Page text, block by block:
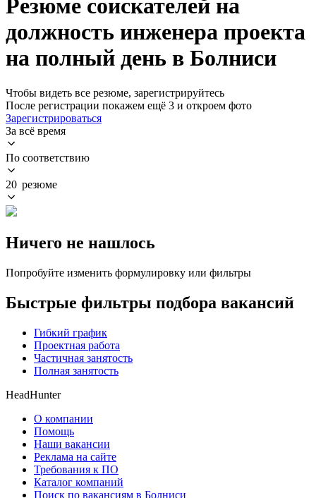
Резюме соискателей на
должность инженера проекта
на полный день в Болниси
Чтобы видеть все резюме, зарегистрируйтесь
После регистрации покажем ещё 3 и откроем фото
Зарегистрироваться
За всё время
По соответствию
20 резюме
Ничего не нашлось
Попробуйте изменить формулировку или фильтры
Быстрые фильтры подбора вакансий
Гибкий график
Проектная работа
Частичная занятость
Полная занятость
HeadHunter
О компании
Помощь
Наши вакансии
Реклама на сайте
Требования к ПО
Каталог компаний
Поиск по вакансиям в Болниси